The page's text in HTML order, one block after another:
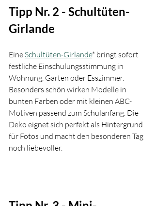
Tipp Nr. 2 - Schultüten-
Girlande
Eine Schultüten-Girlande* bringt sofort
festliche Einschulungsstimmung in
Wohnung, Garten oder Esszimmer.
Besonders schön wirken Modelle in
bunten Farben oder mit kleinen ABC-
Motiven passend zum Schulanfang. Die
Deko eignet sich perfekt als Hintergrund
für Fotos und macht den besonderen Tag
noch liebevoller.